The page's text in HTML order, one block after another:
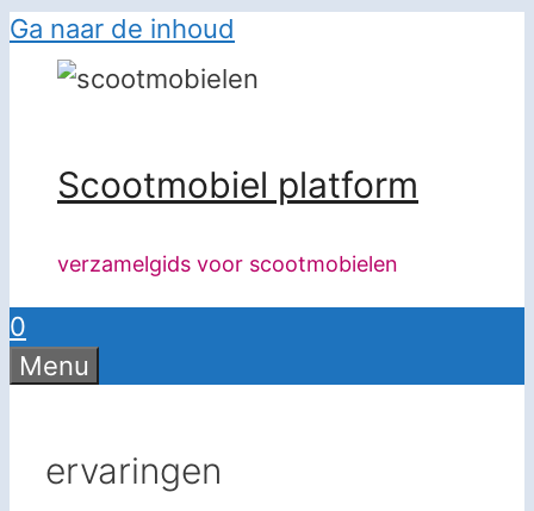
Ga naar de inhoud
Scootmobiel platform
verzamelgids voor scootmobielen
0
Menu
ervaringen